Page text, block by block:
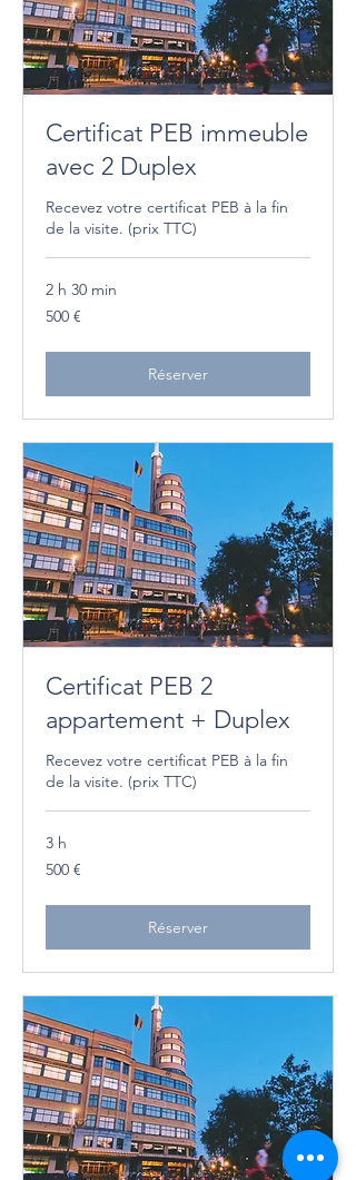
Certificat PEB immeuble
avec 2 Duplex
Recevez votre certificat PEB à la fin
de la visite. (prix TTC)
2 h 30 min
500
euros
500 €
Réserver
Certificat PEB 2
appartement + Duplex
Recevez votre certificat PEB à la fin
de la visite. (prix TTC)
3 h
500
euros
500 €
Réserver